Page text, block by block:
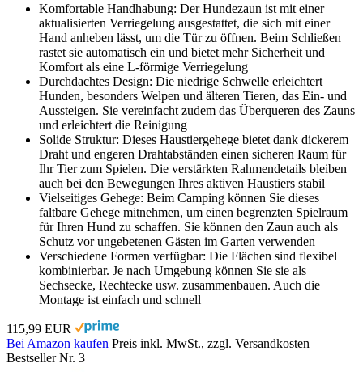
Komfortable Handhabung: Der Hundezaun ist mit einer
aktualisierten Verriegelung ausgestattet, die sich mit einer
Hand anheben lässt, um die Tür zu öffnen. Beim Schließen
rastet sie automatisch ein und bietet mehr Sicherheit und
Komfort als eine L-förmige Verriegelung
Durchdachtes Design: Die niedrige Schwelle erleichtert
Hunden, besonders Welpen und älteren Tieren, das Ein- und
Aussteigen. Sie vereinfacht zudem das Überqueren des Zauns
und erleichtert die Reinigung
Solide Struktur: Dieses Haustiergehege bietet dank dickerem
Draht und engeren Drahtabständen einen sicheren Raum für
Ihr Tier zum Spielen. Die verstärkten Rahmendetails bleiben
auch bei den Bewegungen Ihres aktiven Haustiers stabil
Vielseitiges Gehege: Beim Camping können Sie dieses
faltbare Gehege mitnehmen, um einen begrenzten Spielraum
für Ihren Hund zu schaffen. Sie können den Zaun auch als
Schutz vor ungebetenen Gästen im Garten verwenden
Verschiedene Formen verfügbar: Die Flächen sind flexibel
kombinierbar. Je nach Umgebung können Sie sie als
Sechsecke, Rechtecke usw. zusammenbauen. Auch die
Montage ist einfach und schnell
115,99 EUR
Bei Amazon kaufen Preis inkl. MwSt., zzgl. Versandkosten
Bestseller Nr. 3